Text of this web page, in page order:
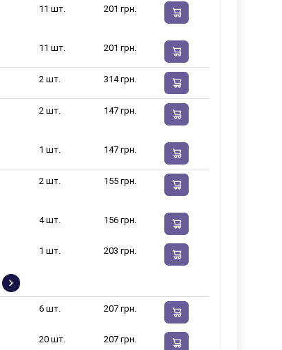
11 шт. 201 грн.
11 шт. 201 грн.
2 шт. 314 грн.
2 шт. 147 грн.
1 шт. 147 грн.
2 шт. 155 грн.
4 шт. 156 грн.
1 шт. 203 грн.
6 шт. 207 грн.
20 шт. 207 грн.